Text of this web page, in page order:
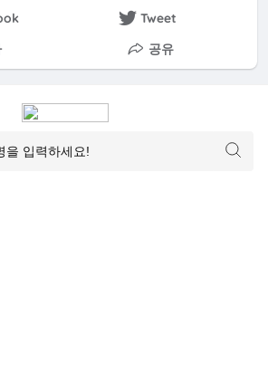
Tweet
공유